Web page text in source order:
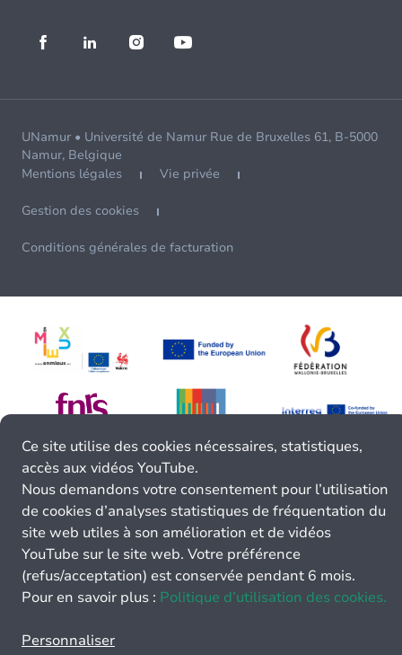
UNamur • Université de Namur Rue de Bruxelles 61, B-5000
Namur, Belgique
Mentions légales
Vie privée
Gestion des cookies
Conditions générales de facturation
Ce site utilise des cookies nécessaires, statistiques,
accès aux vidéos YouTube.
Nous demandons votre consentement pour l’utilisation
de cookies d’analyses statistiques de fréquentation du
site web utiles à son amélioration et de vidéos
YouTube sur le site web. Votre préférence
(refus/acceptation) est conservée pendant 6 mois.
Pour en savoir plus : Politique d’utilisation des cookies.
Personnaliser